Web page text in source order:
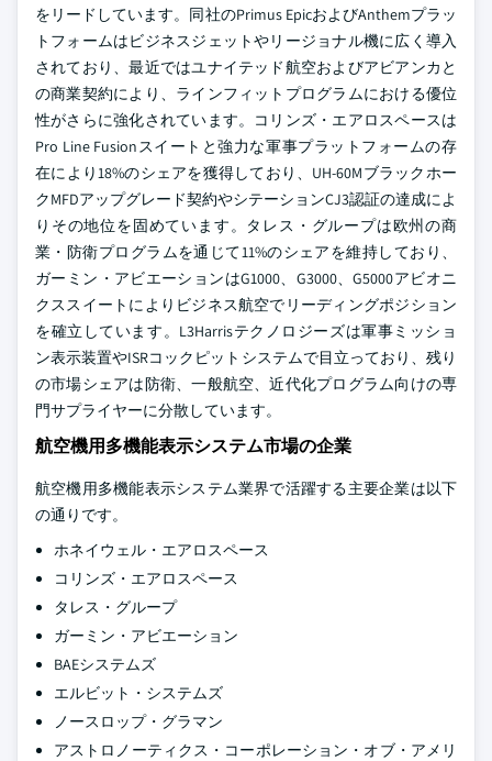
をリードしています。同社のPrimus EpicおよびAnthemプラッ
トフォームはビジネスジェットやリージョナル機に広く導入
されており、最近ではユナイテッド航空およびアビアンカと
の商業契約により、ラインフィットプログラムにおける優位
性がさらに強化されています。コリンズ・エアロスペースは
Pro Line Fusionスイートと強力な軍事プラットフォームの存
在により18%のシェアを獲得しており、UH-60Mブラックホー
クMFDアップグレード契約やシテーションCJ3認証の達成によ
りその地位を固めています。タレス・グループは欧州の商
業・防衛プログラムを通じて11%のシェアを維持しており、
ガーミン・アビエーションはG1000、G3000、G5000アビオニ
クススイートによりビジネス航空でリーディングポジション
を確立しています。L3Harrisテクノロジーズは軍事ミッショ
ン表示装置やISRコックピットシステムで目立っており、残り
の市場シェアは防衛、一般航空、近代化プログラム向けの専
門サプライヤーに分散しています。
航空機用多機能表示システム市場の企業
航空機用多機能表示システム業界で活躍する主要企業は以下
の通りです。
ホネイウェル・エアロスペース
コリンズ・エアロスペース
タレス・グループ
ガーミン・アビエーション
BAEシステムズ
エルビット・システムズ
ノースロップ・グラマン
アストロノーティクス・コーポレーション・オブ・アメリ